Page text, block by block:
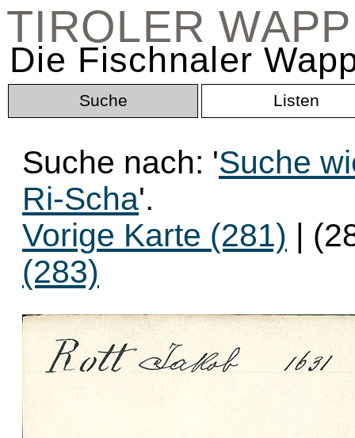
TIROLER
Die Fischnaler
Suche Listen
Suche nach: 'Suche
Ri-Scha'.
Vorige Karte (281) |
(283)